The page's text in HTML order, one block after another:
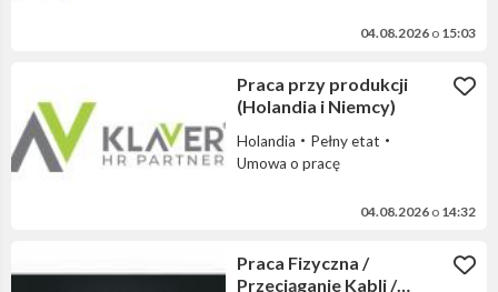
04.08.2026 o 15:03
Praca przy produkcji
(Holandia i Niemcy)
Holandia
Pełny etat
Umowa o pracę
04.08.2026 o 14:32
Praca Fizyczna /
Przeciąganie Kabli /